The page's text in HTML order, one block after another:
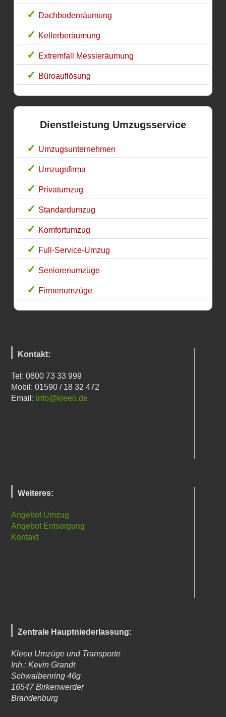
Dachbodenräumung
Kellerberäumung
Extremfall Messieräumung
Büroauflösung
Dienstleistung Umzugsservice
Umzugsunternehmen
Umzugsfirma
Privatumzug
Standardumzug
Komfortumzug
Full-Service-Umzug
Seniorenumzüge
Firmenumzüge
Kontakt:
Tel: 0800 73 33 999
Mobil: 01590 / 18 32 472
Email: info@kleeo.de
Weiteres:
Angebot Umzug
Angebot Entsorgung
Kontakt
Zentrale Hauptniederlassung:
Kleeo Umzüge und Transporte
Inh.: Kevin Grandt
Schwalbenring 46g
16547 Birkenwerder
Brandenburg